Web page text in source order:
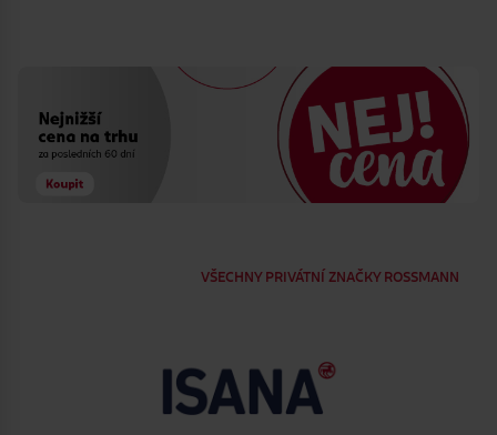
VŠECHNY PRIVÁTNÍ ZNAČKY ROSSMANN